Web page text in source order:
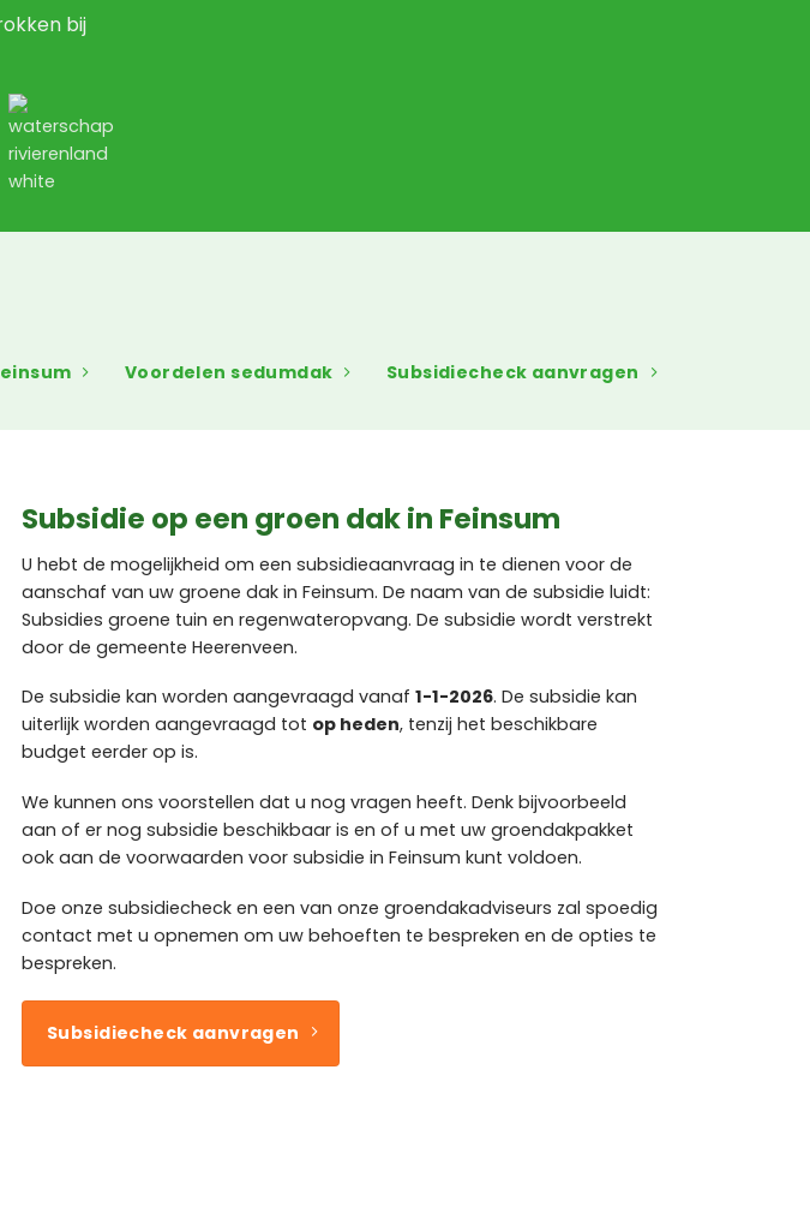
bij
Voordelen sedumdak Subsidiecheck aanvragen
Subsidie op een groen dak in Feinsum
U hebt de mogelijkheid om een subsidieaanvraag in te dienen voor de
aanschaf van uw groene dak in Feinsum. De naam van de subsidie luidt:
Subsidies groene tuin en regenwateropvang. De subsidie wordt verstrekt
door de gemeente Heerenveen.
De subsidie kan worden aangevraagd vanaf 1-1-2026. De subsidie kan
uiterlijk worden aangevraagd tot op heden, tenzij het beschikbare
budget eerder op is.
We kunnen ons voorstellen dat u nog vragen heeft. Denk bijvoorbeeld
aan of er nog subsidie beschikbaar is en of u met uw groendakpakket
ook aan de voorwaarden voor subsidie in Feinsum kunt voldoen.
Doe onze subsidiecheck en een van onze groendakadviseurs zal spoedig
contact met u opnemen om uw behoeften te bespreken en de opties te
bespreken.
Subsidiecheck aanvragen